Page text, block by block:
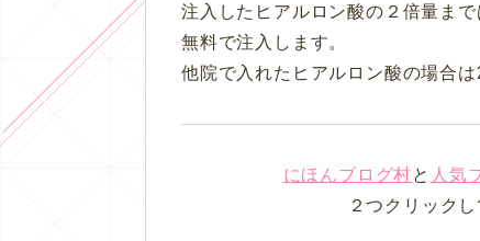
注入したヒアルロン酸の２倍量まで
無料で注入します。
他院で入れたヒアルロン酸の場合は
にほんブログ村と 人気
２つクリック